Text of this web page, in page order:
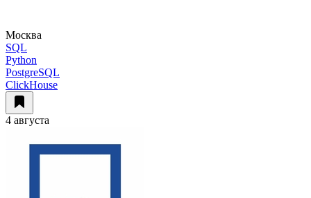
Москва
SQL
Python
PostgreSQL
ClickHouse
4 августа